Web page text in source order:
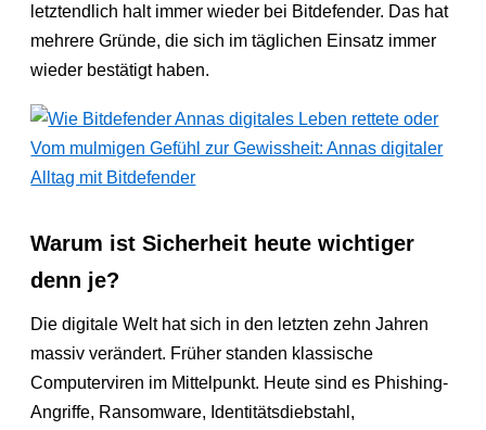
letztendlich halt immer wieder bei Bitdefender. Das hat
mehrere Gründe, die sich im täglichen Einsatz immer
wieder bestätigt haben.
Warum ist Sicherheit heute wichtiger
denn je?
Die digitale Welt hat sich in den letzten zehn Jahren
massiv verändert. Früher standen klassische
Computerviren im Mittelpunkt. Heute sind es Phishing-
Angriffe, Ransomware, Identitätsdiebstahl,